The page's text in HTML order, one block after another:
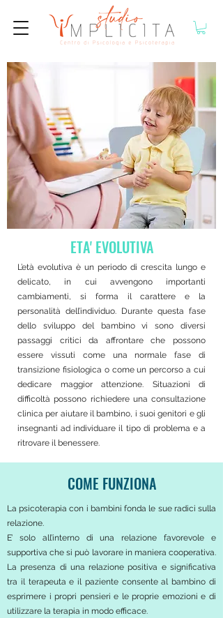
ETA' EVOLUTIVA
L’età evolutiva è un periodo di crescita lungo e
delicato, in cui avvengono importanti
cambiamenti, si forma il carattere e la
personalità dell’individuo. Durante questa fase
dello sviluppo del bambino vi sono diversi
passaggi critici da affrontare che possono
essere vissuti come una normale fase di
transizione fisiologica o come un percorso a cui
dedicare maggior attenzione. Situazioni di
difficoltà possono richiedere una consultazione
clinica per aiutare il bambino, i suoi genitori e gli
insegnanti ad individuare il tipo di problema e a
ritrovare il benessere.
COME FUNZIONA
La psicoterapia con i bambini fonda le sue radici sulla
relazione.
E’ solo all’interno di una relazione favorevole e
supportiva che si può lavorare in maniera cooperativa.
La presenza di una relazione positiva e significativa
tra il terapeuta e il paziente consente al bambino di
esprimere i propri pensieri e le proprie emozioni e di
utilizzare la terapia in modo efficace.